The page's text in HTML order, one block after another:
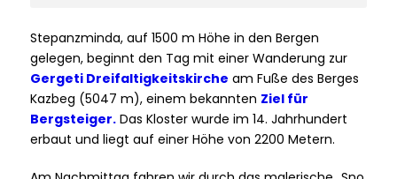
Stepanzminda, auf 1500 m Höhe in den Bergen
gelegen, beginnt den Tag mit einer Wanderung zur
Gergeti Dreifaltigkeitskirche am Fuße des Berges
Kazbeg (5047 m), einem bekannten Ziel für
Bergsteiger. Das Kloster wurde im 14. Jahrhundert
erbaut und liegt auf einer Höhe von 2200 Metern.